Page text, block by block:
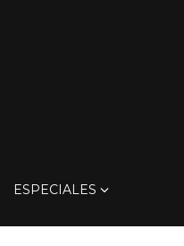
ESPECIALES